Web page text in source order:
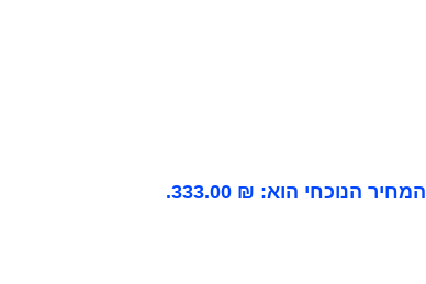
המחיר הנוכחי הוא: ₪ 333.00.